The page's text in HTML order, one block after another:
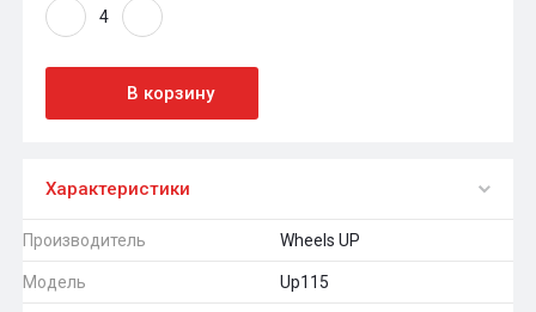
В корзину
Характеристики
Производитель Wheels UP
Модель Up115